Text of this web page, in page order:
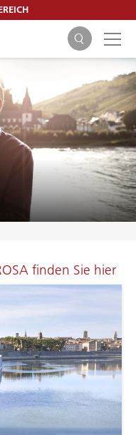
finden Sie hier